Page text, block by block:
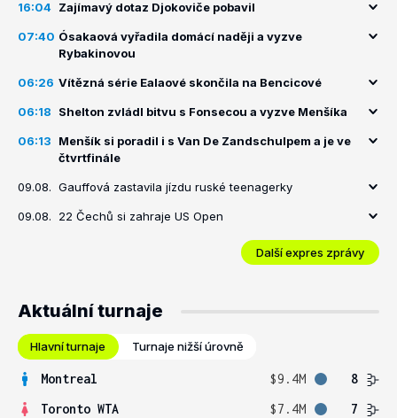
16:04 Zajímavý dotaz Djokoviče pobavil
07:40 Ósakaová vyřadila domácí naději a vyzve
Rybakinovou
06:26 Vítězná série Ealaové skončila na Bencicové
06:18 Shelton zvládl bitvu s Fonsecou a vyzve Menšíka
06:13
Menšík si poradil i s Van De Zandschulpem a je ve
čtvrtfinále
09.08. Gauffová zastavila jízdu ruské teenagerky
09.08. 22 Čechů si zahraje US Open
Další expres zprávy
Aktuální turnaje
Hlavní turnaje Turnaje nižší úrovně
Montreal $9.4M
8
Toronto WTA
$7.4M 7